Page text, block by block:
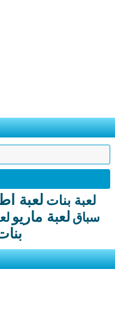
لعبة بنات لعبة
سباق لعبة ماريو